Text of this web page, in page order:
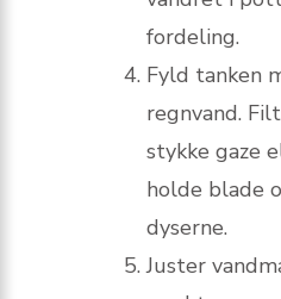
fordeling.
Fyld tanken
regnvand.
stykke gaze
holde blade
dyserne.
Juster